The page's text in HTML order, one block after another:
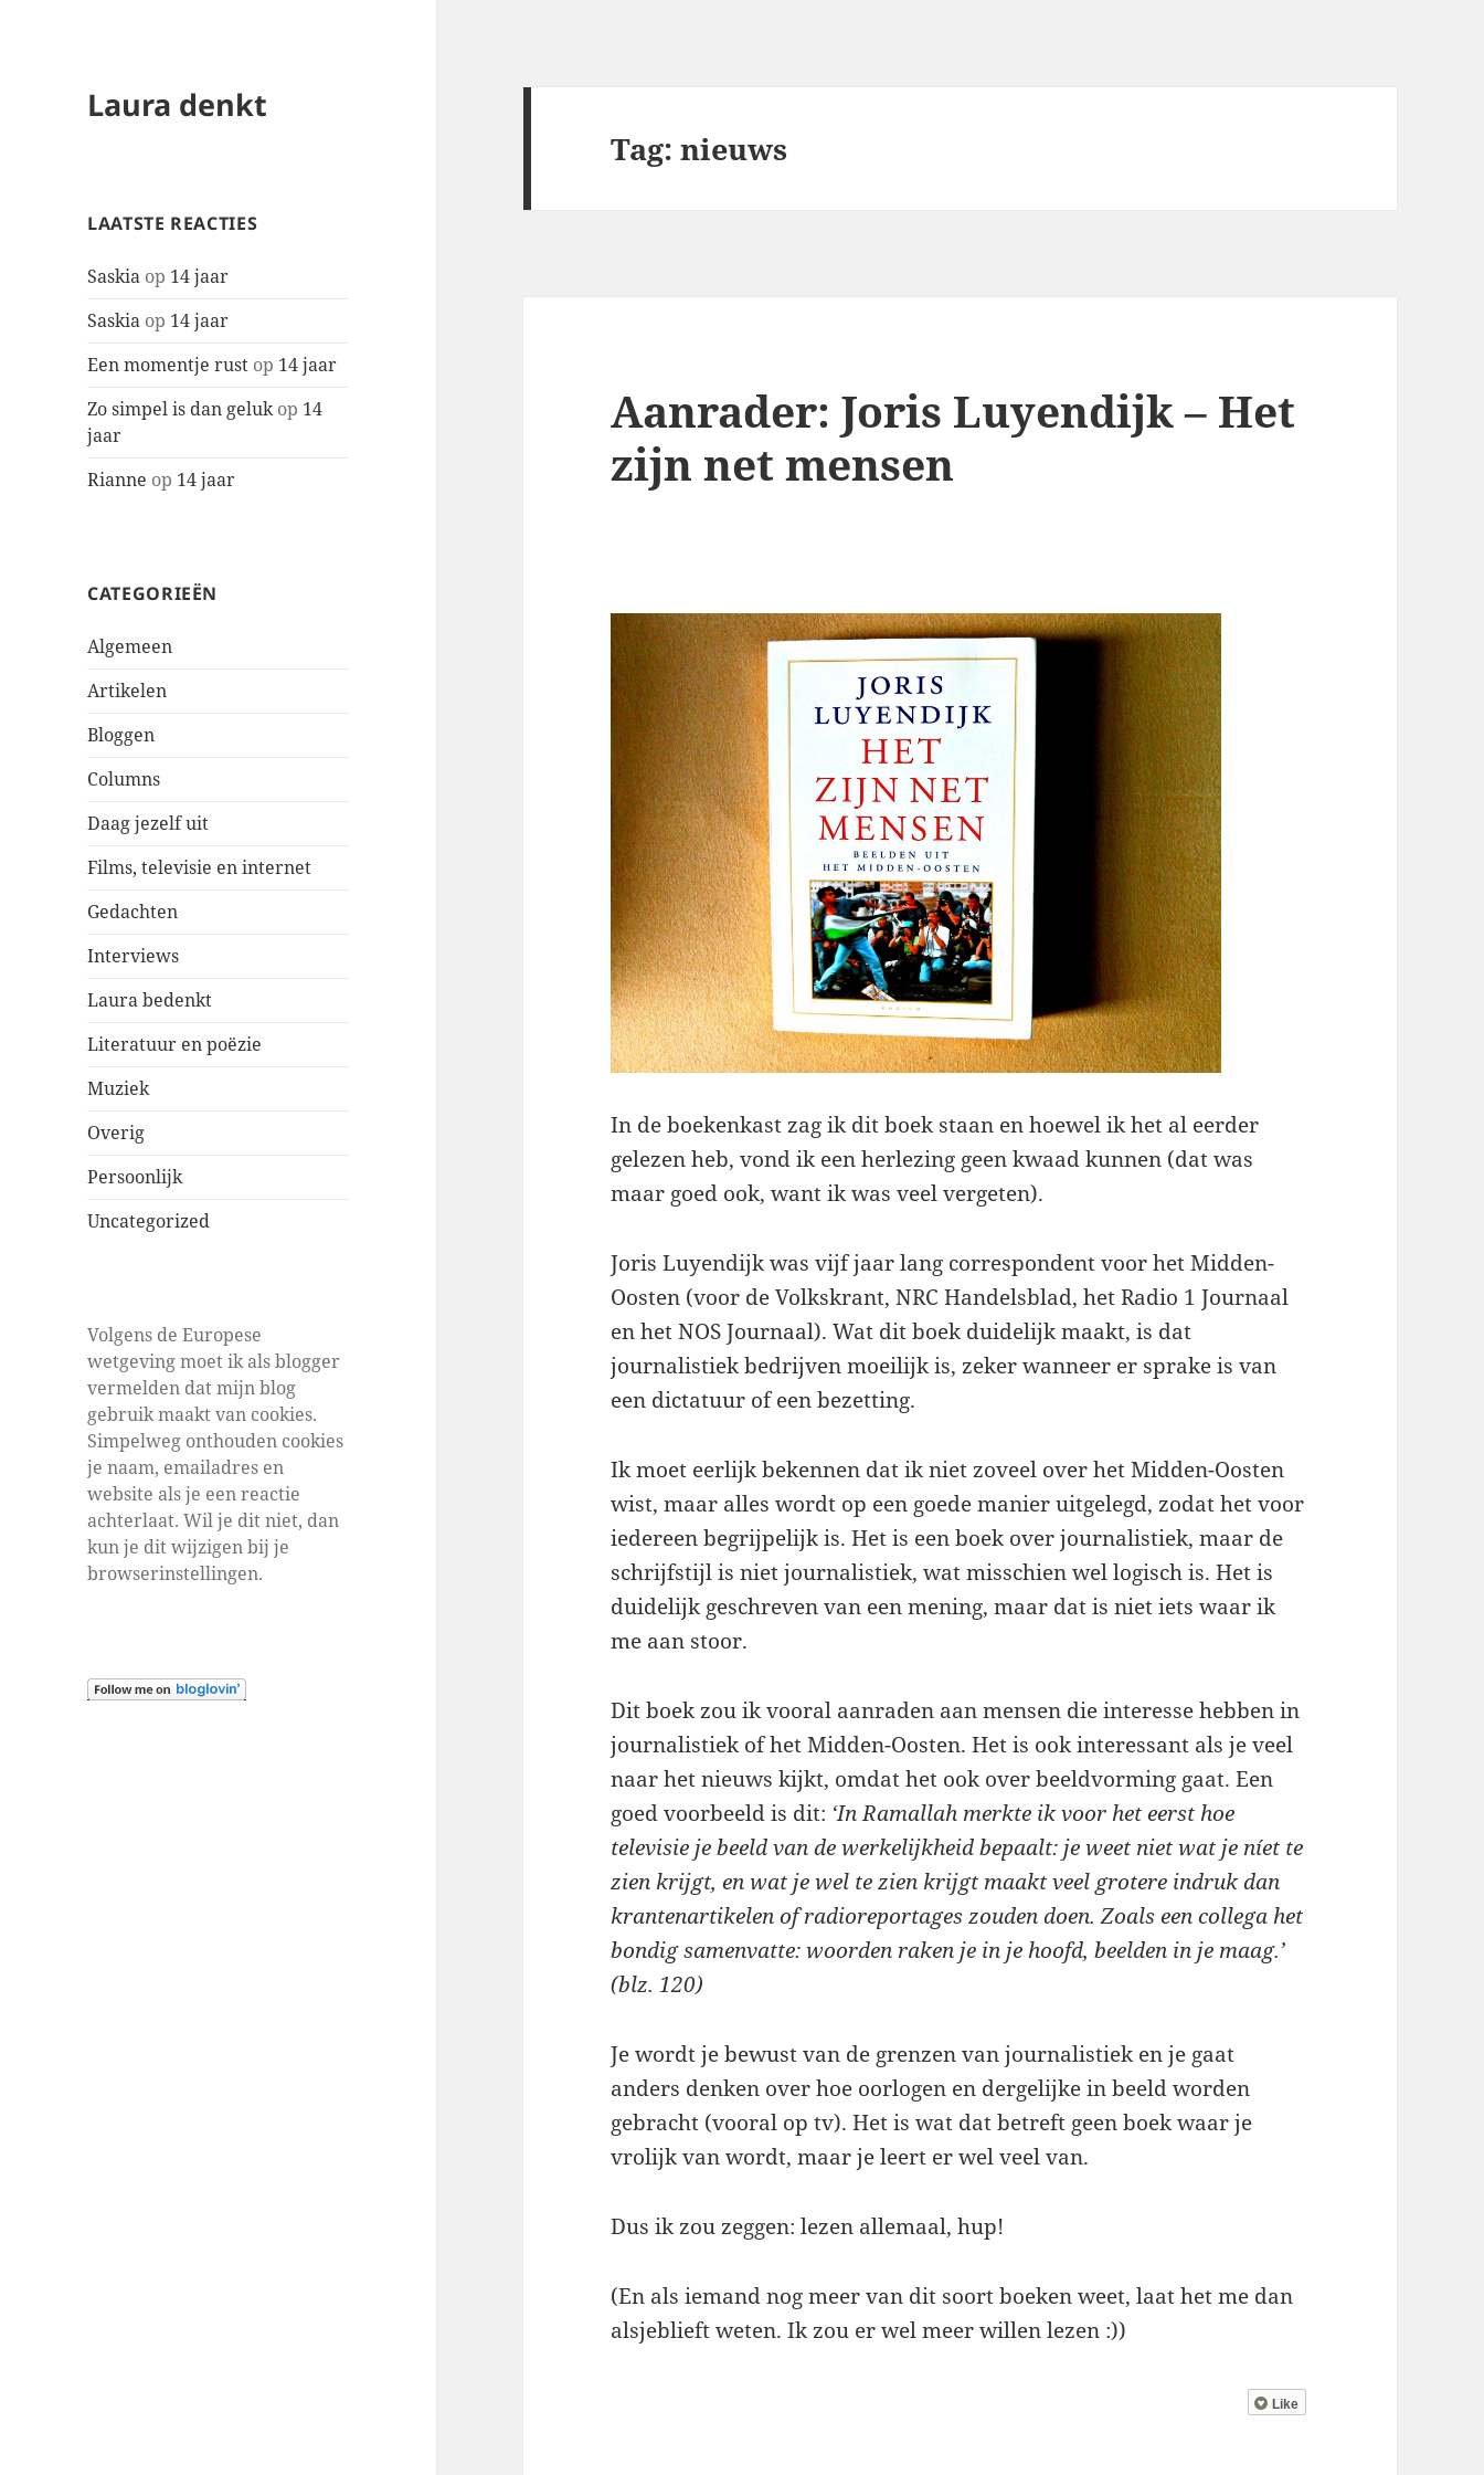
Laura denkt
LAATSTE REACTIES
Saskia op 14 jaar
Saskia op 14 jaar
Een momentje rust op 14 jaar
Zo simpel is dan gelukop 14
jaar
Rianne op 14 jaar
CATEGORIEËN
Algemeen
Artikelen
Bloggen
Columns
Daag jezelf uit
Films, televisie en internet
Gedachten
Interviews
Laura bedenkt
Literatuur en poëzie
Muziek
Overig
Persoonlijk
Uncategorized
Volgens de Europese
wetgeving moet ik als blogger
vermelden dat mijn blog
gebruik maakt van cookies.
Simpelweg onthouden cookies
je naam, emailadres en
website als je een reactie
achterlaat. Wil je dit niet, dan
kun je dit wijzigen bij je
browserinstellingen.
Tag:nieuws
Aanrader: Joris Luyendijk – Het
zijn net mensen
In de boekenkast zag ik dit boek staan en hoewel ik het al eerder
gelezen heb, vond ik een herlezing geen kwaad kunnen (dat was
maar goed ook, want ik was veel vergeten).
Joris Luyendijk was vijf jaar lang correspondent voor het Midden-
Oosten (voor de Volkskrant, NRC Handelsblad, het Radio 1 Journaal
en het NOS Journaal). Wat dit boek duidelijk maakt, is dat
journalistiek bedrijven moeilijk is, zeker wanneer er sprake is van
een dictatuur of een bezetting.
Ik moet eerlijk bekennen dat ik niet zoveel over het Midden-Oosten
wist, maar alles wordt op een goede manier uitgelegd, zodat het voor
iedereen begrijpelijk is. Het is een boek over journalistiek, maar de
schrijfstijl is niet journalistiek, wat misschien wel logisch is. Het is
duidelijk geschreven van een mening, maar dat is niet iets waar ik
me aan stoor.
Dit boek zou ik vooral aanraden aan mensen die interesse hebben in
journalistiek of het Midden-Oosten. Het is ook interessant als je veel
naar het nieuws kijkt, omdat het ook over beeldvorming gaat. Een
goed voorbeeld is dit: ‘In Ramallah merkte ik voor het eerst hoe
televisie je beeld van de werkelijkheid bepaalt: je weet niet wat je níet te
zien krijgt, en wat je wel te zien krijgt maakt veel grotere indruk dan
krantenartikelen of radioreportages zouden doen. Zoals een collega het
bondig samenvatte: woorden raken je in je hoofd, beelden in je maag.’
(blz. 120)
Je wordt je bewust van de grenzen van journalistiek en je gaat
anders denken over hoe oorlogen en dergelijke in beeld worden
gebracht (vooral op tv). Het is wat dat betreft geen boek waar je
vrolijk van wordt, maar je leert er wel veel van.
Dus ik zou zeggen: lezen allemaal, hup!
(En als iemand nog meer van dit soort boeken weet, laat het me dan
alsjeblieft weten. Ik zou er wel meer willen lezen :))
Like